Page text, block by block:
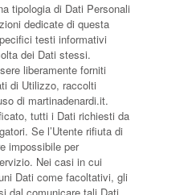
tipologia di Dati Personali
dedicate di questa
testi informativi
dei Dati stessi.
liberamente forniti
di Utilizzo, raccolti
di martinadenardi.it.
tutti i Dati richiesti da
Se l’Utente rifiuta di
impossibile per
Nei casi in cui
Dati come facoltativi, gli